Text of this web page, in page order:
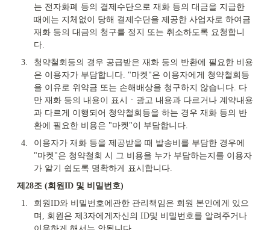
는 전자화폐 등의 결제수단으로 재화 등의 대금을 지급한
때에는 지체없이 당해 결제수단을 제공한 사업자로 하여금
재화 등의 대금의 청구를 정지 또는 취소하도록 요청합니
다.
3.
청약철회등의 경우 공급받은 재화 등의 반환에 필요한 비용
은 이용자가 부담합니다. "마켓"은 이용자에게 청약철회등
을 이유로 위약금 또는 손해배상을 청구하지 않습니다. 다
만 재화 등의 내용이 표시ㆍ광고 내용과 다르거나 계약내용
과 다르게 이행되어 청약철회등을 하는 경우 재화 등의 반
환에 필요한 비용은 "마켓"이 부담합니다.
4.
이용자가 재화 등을 제공받을 때 발송비를 부담한 경우에
"마켓"은 청약철회 시 그 비용을 누가 부담하는지를 이용자
가 알기 쉽도록 명확하게 표시합니다.
제28조 (회원ID 및 비밀번호)
1.
회원ID와 비밀번호에관한 관리책임은 회원 본인에게 있으
며, 회원은 제3자에게자신의 ID및 비밀번호를 알려주거나